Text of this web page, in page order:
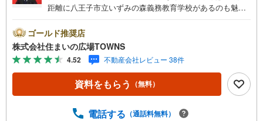
距離に八王子市立いずみの森義務教育学校があるのも魅
7平米と十分な広さでゆったりと生活できるのではないので
しょうか。駅から徒歩10分の場所に位置する物件です。オ
ートロック付き物件なので、安心して暮らすことができま
す。4人家族にぴったりの広さのある3LDKの物件情報は当
社まで。スムーズに購入まで辿り着けるということも中古
マンションの利点です。開放感溢れる室内が魅力の、3LDK
顔を合わせずに宅配便を受け取れます。システムキッチン
ゴールド推奨店
株式会社住まいの広場TOWNS
4.52 不動産会社レビュー 38件
資料をもらう （無料）
電話する （通話料無料）